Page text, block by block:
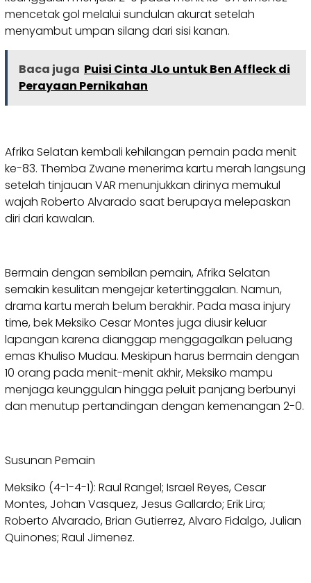
mencetak gol melalui sundulan akurat setelah
menyambut umpan silang dari sisi kanan.
Baca juga Puisi Cinta JLo untuk Ben Affleck di
Perayaan Pernikahan
Afrika Selatan kembali kehilangan pemain pada menit
ke-83. Themba Zwane menerima kartu merah langsung
setelah tinjauan VAR menunjukkan dirinya memukul
wajah Roberto Alvarado saat berupaya melepaskan
diri dari kawalan.
Bermain dengan sembilan pemain, Afrika Selatan
semakin kesulitan mengejar ketertinggalan. Namun,
drama kartu merah belum berakhir. Pada masa injury
time, bek Meksiko Cesar Montes juga diusir keluar
lapangan karena dianggap menggagalkan peluang
emas Khuliso Mudau. Meskipun harus bermain dengan
10 orang pada menit-menit akhir, Meksiko mampu
menjaga keunggulan hingga peluit panjang berbunyi
dan menutup pertandingan dengan kemenangan 2-0.
Susunan Pemain
Meksiko (4-1-4-1): Raul Rangel; Israel Reyes, Cesar
Montes, Johan Vasquez, Jesus Gallardo; Erik Lira;
Roberto Alvarado, Brian Gutierrez, Alvaro Fidalgo, Julian
Quinones; Raul Jimenez.